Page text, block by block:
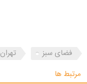
فضای سبز تهران
مرتبط ها